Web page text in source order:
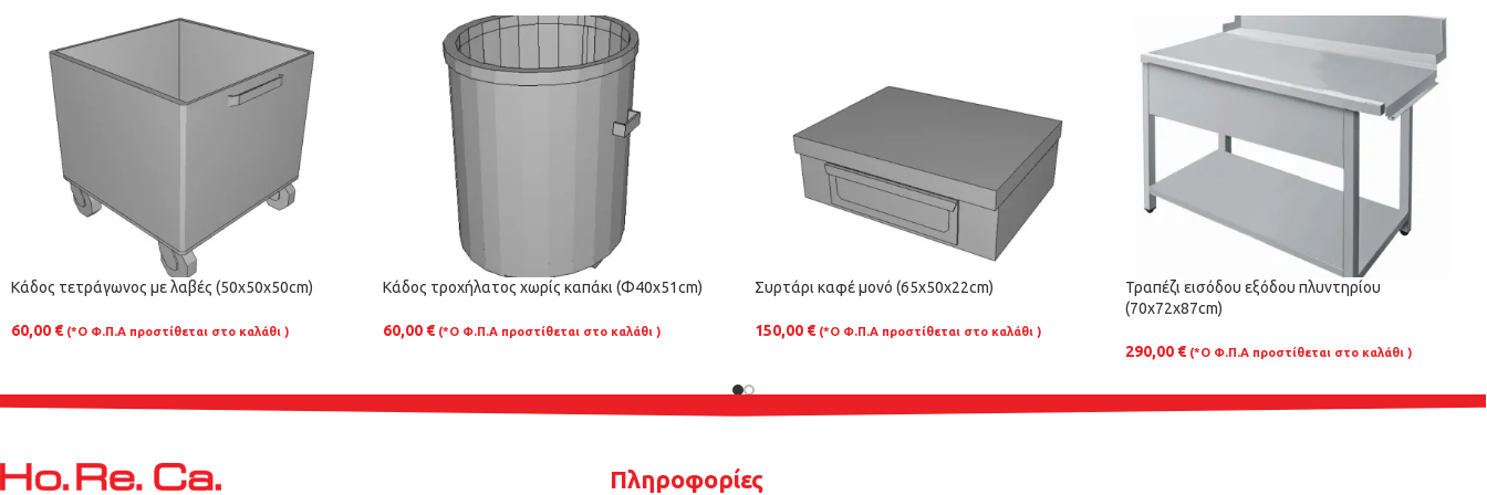
Κάδος τετράγωνος με λαβές (50x50x50cm)
60,00 € (*Ο Φ.Π.Α προστίθεται στο καλάθι )
Κάδος τροχήλατος χωρίς καπάκι (Φ40x51cm)
60,00 € (*Ο Φ.Π.Α προστίθεται στο καλάθι )
Συρτάρι καφέ μονό (65x50x22cm)
150,00 € (*Ο Φ.Π.Α προστίθεται στο καλάθι )
Τραπέζι εισόδου εξόδου πλυντηρίου
(70x72x87cm)
290,00 € (*Ο Φ.Π.Α προστίθεται στο καλάθι )
Πληροφορίες